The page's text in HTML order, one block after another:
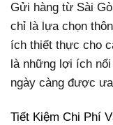
Gửi hàng từ Sài
chỉ là lựa chọn
ích thiết thực cho
là những lợi ích
ngày càng được
Tiết Kiệm Chi Phí